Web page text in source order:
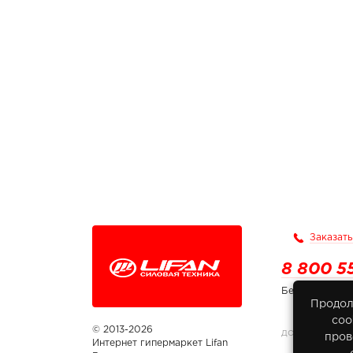
© 2013-2026
Интернет гипермаркет Lifan
8 800
Бесплатно по
ДОКУМЕНТЫ